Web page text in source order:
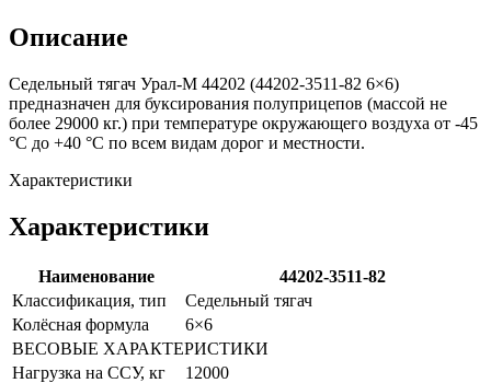
Описание
Седельный тягач Урал-М 44202 (44202-3511-82 6×6)
предназначен для буксирования полуприцепов (массой не
более 29000 кг.) при температуре окружающего воздуха от -45
°С до +40 °С по всем видам дорог и местности.
Характеристики
Характеристики
Наименование
44202-3511-82
Классификация, тип
Седельный тягач
Колёсная формула
6×6
ВЕСОВЫЕ ХАРАКТЕРИСТИКИ
Нагрузка на ССУ, кг
12000